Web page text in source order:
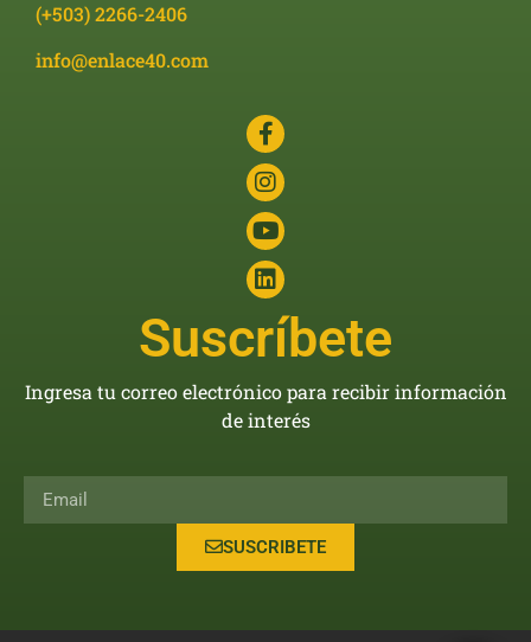
(+503) 2266-2406
info@enlace40.com
Suscríbete
Ingresa tu correo electrónico para recibir información
de interés
SUSCRIBETE